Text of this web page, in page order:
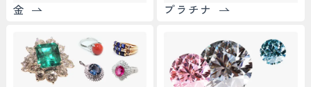
金 プラチナ